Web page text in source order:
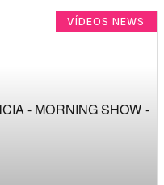
VÍDEOS NEWS